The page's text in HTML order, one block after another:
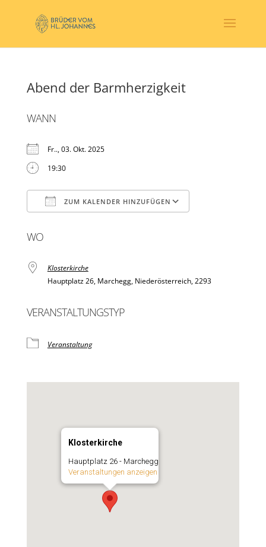
Abend der Barmherzigkeit
WANN
Fr.., 03. Okt. 2025
19:30
ZUM KALENDER HINZUFÜGEN
WO
Klosterkirche
Hauptplatz 26, Marchegg, Niederösterreich, 2293
VERANSTALTUNGSTYP
Veranstaltung
Klosterkirche
Hauptplatz 26 - Marchegg
Veranstaltungen anzeigen